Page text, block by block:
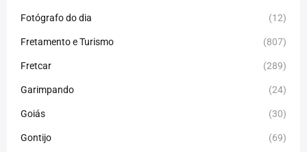
Fotógrafo do dia (12)
Fretamento e Turismo (807)
Fretcar (289)
Garimpando (24)
Goiás (30)
Gontijo (69)